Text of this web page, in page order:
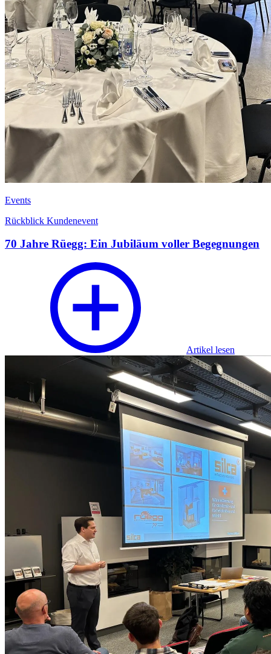
Events
Rückblick Kundenevent
70 Jahre Rüegg: Ein Jubiläum voller Begegnungen
Artikel lesen